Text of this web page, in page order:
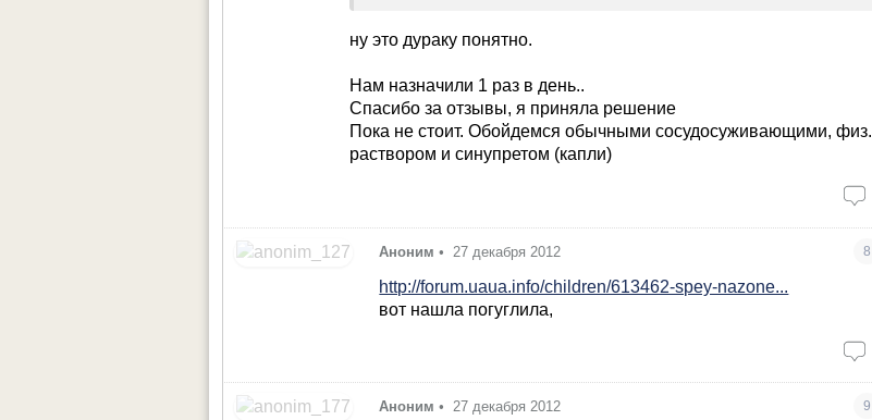
ну это дураку понятно.
Нам назначили 1 раз в день..
Спасибо за отзывы, я приняла решение
Пока не стоит. Обойдемся обычными сосудосуживающими, физ.
раствором и синупретом (капли)
Аноним • 27 декабря 2012 8
http://forum.uaua.info/children/613462-spey-nazone...
вот нашла погуглила,
Аноним • 27 декабря 2012 9